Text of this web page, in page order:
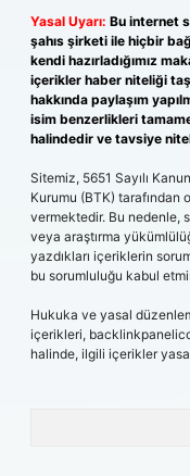
Yasal Uyarı: Bu internet
şahıs şirketi ile hiçbir
kendi hazırladığımız
içerikler haber niteliği
hakkında paylaşım
isim benzerlikleri
halindedir ve tavsiye
Sitemiz, 5651 Sayılı
Kurumu (BTK) tarafından
vermektedir. Bu nedenle,
veya araştırma
yazdıkları içeriklerin
bu sorumluluğu kabul
Hukuka ve yasal
içerikleri,
halinde, ilgili içerikler